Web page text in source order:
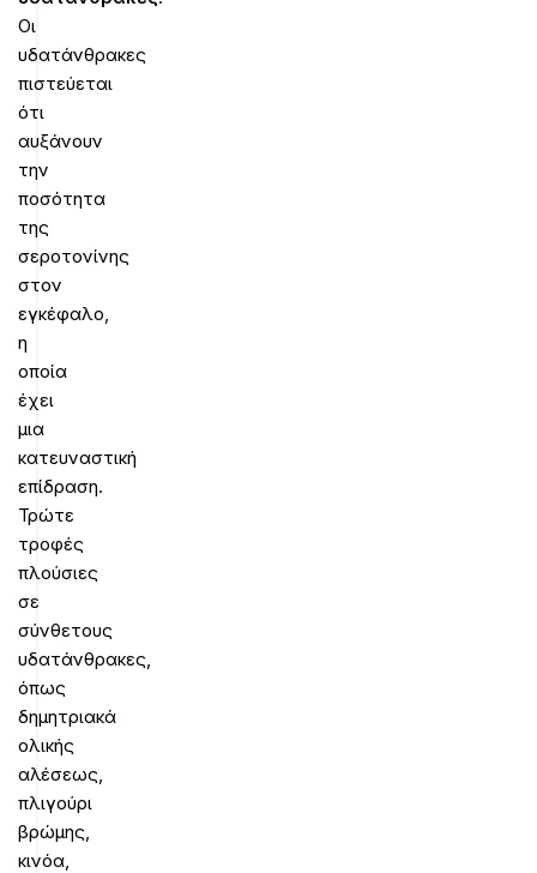
Οι
υδατάνθρακες
πιστεύεται
ότι
αυξάνουν
την
ποσότητα
της
σεροτονίνης
στον
εγκέφαλο,
η
οποία
έχει
μια
κατευναστική
επίδραση.
Τρώτε
τροφές
πλούσιες
σε
σύνθετους
υδατάνθρακες,
όπως
δημητριακά
ολικής
αλέσεως,
πλιγούρι
βρώμης,
κινόα,